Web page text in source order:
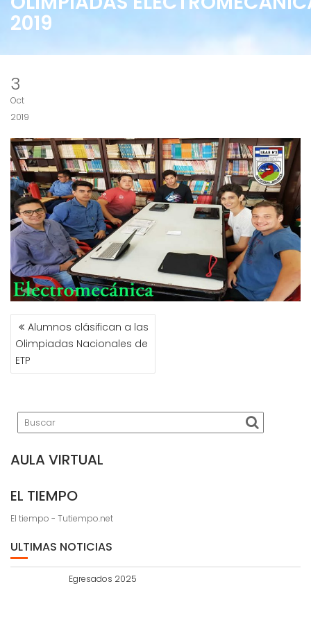
2019
3
Oct
2019
NAVEGACIÓN
DE
ENTRADAS
Alumnos clásifican a las
Olimpiadas Nacionales de
ETP
AULA VIRTUAL
EL TIEMPO
El tiempo - Tutiempo.net
ULTIMAS NOTICIAS
Egresados 2025